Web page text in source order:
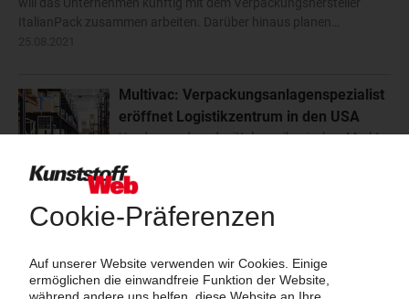
ItalianPack zusammen arbeiten. Darüber hinaus planen…
Multivac: Verpackungsanlagenspezialist
eröffnet Logistikzentrum in den USA
Um den nord- und mittelamerikanischen Markt
Verpackungsanlagenspezialist Multivac ein
3.100 m² großes Logistikzentrum an seinem US-Standort in
Kansas City / Missouri, eröffnet. Die Nachfrage nach…
Multivac: Neues Werk in China
Der Hersteller von Verpackungs- und